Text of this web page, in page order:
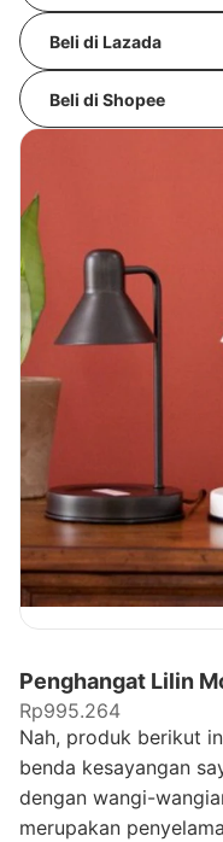
Beli di Lazada
Beli di Shopee
Penghangat Lilin
Rp995.264
Nah, produk berikut
benda kesayangan
dengan wangi-
merupakan